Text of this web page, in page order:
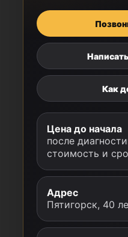
Как
Цена до начала
после
стоимость и
Адрес
Пятигорск, 40